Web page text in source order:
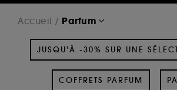
Accueil Parfum
JUSQU'À -30% SUR UNE
COFFRETS PARFUM